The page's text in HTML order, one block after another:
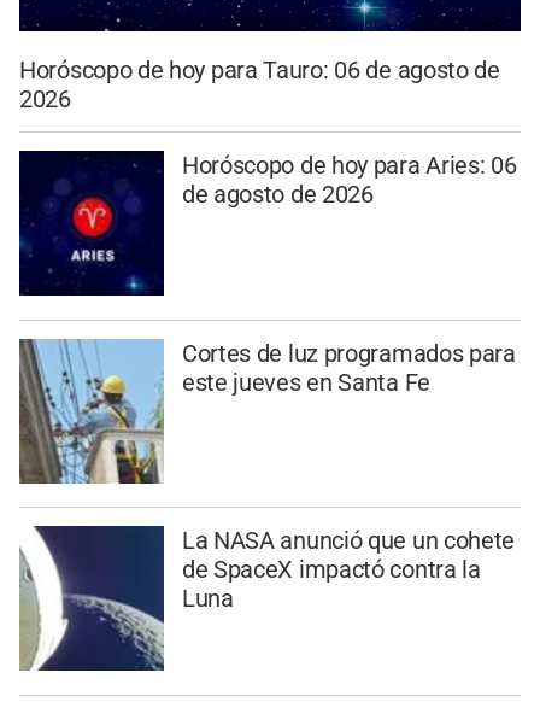
Horóscopo de hoy para Tauro: 06 de agosto de
2026
Horóscopo de hoy para Aries: 06
de agosto de 2026
Cortes de luz programados para
este jueves en Santa Fe
La NASA anunció que un cohete
de SpaceX impactó contra la
Luna